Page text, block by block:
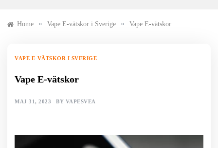
Home » Vape E-vätskor i Sverige » Vape E-vätskor
VAPE E-VÄTSKOR I SVERIGE
Vape E-vätskor
MAJ 31, 2023 BY VAPESVEA